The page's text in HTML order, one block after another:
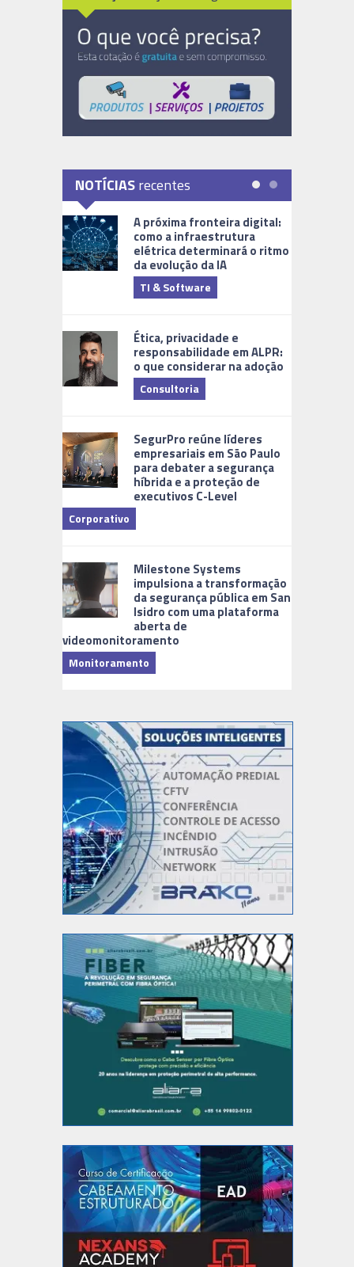
NOTÍCIASrecentes
A próxima fronteira digital:
como a infraestrutura
elétrica determinará o ritmo
da evolução da IA
TI & Software
Ética, privacidade e
responsabilidade em ALPR:
o que considerar na adoção
Consultoria
SegurPro reúne líderes
empresariais em São Paulo
para debater a segurança
híbrida e a proteção de
executivos C-Level
Corporativo
Milestone Systems
impulsiona a transformação
da segurança pública em San
Isidro com uma plataforma
aberta de
videomonitoramento
Monitoramento